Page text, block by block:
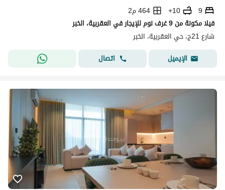
9
10+
464 م2
فيلا مكونة من 9 غرف نوم للإيجار في العقربية، الخبر
شارع 21ج، حي العقربية، الخبر
الإيميل
اتصال